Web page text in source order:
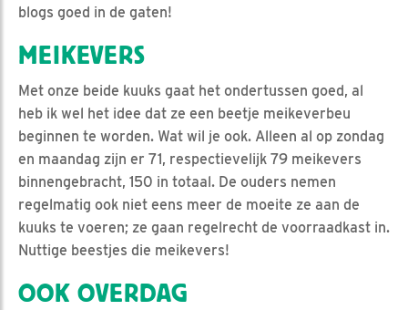
blogs goed in de gaten!
MEIKEVERS
Met onze beide kuuks gaat het ondertussen goed, al
heb ik wel het idee dat ze een beetje meikeverbeu
beginnen te worden. Wat wil je ook. Alleen al op zondag
en maandag zijn er 71, respectievelijk 79 meikevers
binnengebracht, 150 in totaal. De ouders nemen
regelmatig ook niet eens meer de moeite ze aan de
kuuks te voeren; ze gaan regelrecht de voorraadkast in.
Nuttige beestjes die meikevers!
OOK OVERDAG